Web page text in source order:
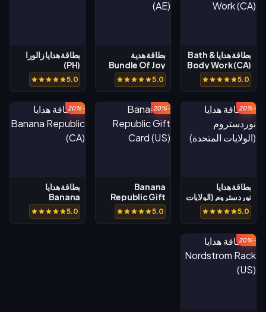
بطاقة هدايا Bath &
Body Work (CA)
5.0
بطاقة هدية
Bundle Of Joy
(AE)
5.0
بطاقة هدايا زالورا
(PH)
5.0
-20%
بطاقة هدايا
نوردستروم (الولايات
المتحدة)
5.0
-20%
Banana
Republic Gift
Card (US)
5.0
-20%
بطاقة هدايا
Banana
Republic (CA)
5.0
-20%